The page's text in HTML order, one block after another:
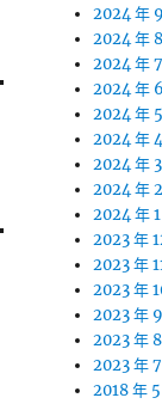
2024 年
2024 年
2024 年
2024 年
2024 年
2024 年
2024 年
2024 年
2024 年 1
2023 年
2023 年
2023 年
2023 年
2023 年
2023 年
2018 年 5